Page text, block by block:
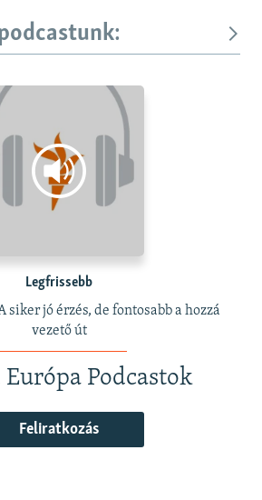
Legfrissebb
siker jó érzés, de fontosabb a hozzá
vezető út
Európa Podcastok
Feliratkozás